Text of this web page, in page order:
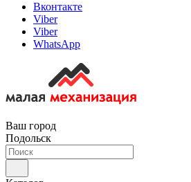
Вконтакте
Viber
Viber
WhatsApp
Ваш город
Подольск